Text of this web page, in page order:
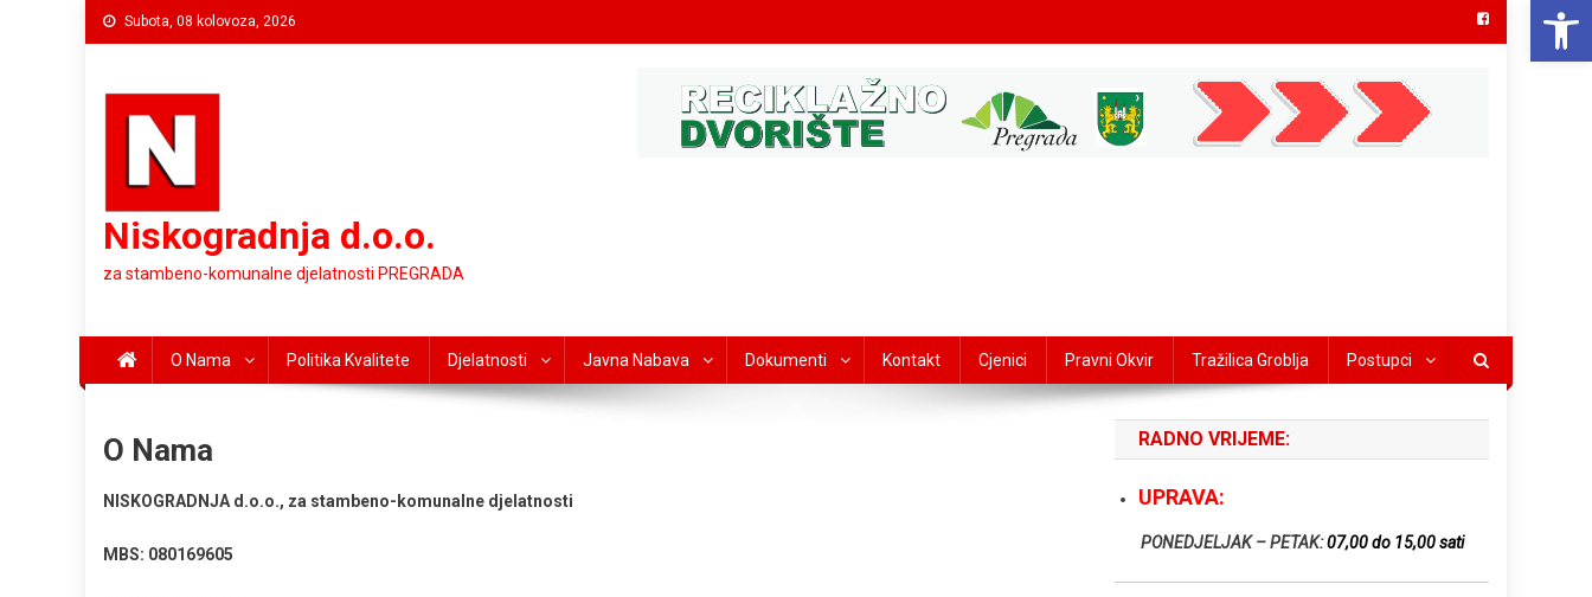
Preskočite
na
Subota, 08 kolovoza, 2026
Niskogradnja d.o.o.
za stambeno-komunalne djelatnosti PREGRADA
O Nama Politika Kvalitete Djelatnosti Javna Nabava Dokumenti Kontakt Cjenici Pravni Okvir Tražilica Groblja Postupci
O Nama
NISKOGRADNJA d.o.o., za stambeno-komunalne djelatnosti
MBS: 080169605
RADNO VRIJEME:
UPRAVA:
PONEDJELJAK – PETAK:07,00 do 15,00 sati